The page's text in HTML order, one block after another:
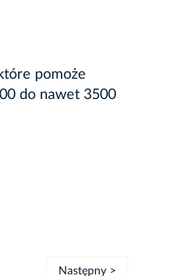
pomoże
do nawet 3500
Następny >